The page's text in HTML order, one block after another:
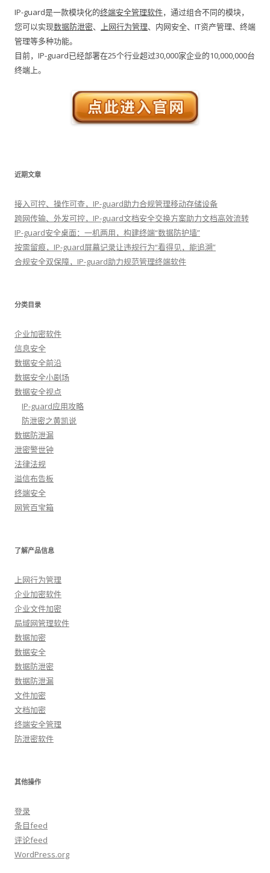
IP-guard是一款模块化的终端安全管理软件，通过组合不同的模块，
您可以实现数据防泄密、 上网行为管理、内网安全、IT资产管理、终端
管理等多种功能。
目前，IP-guard已经部署在25个行业超过30,000家企业的10,000,000台
终端上。
近期文章
接入可控、操作可查，IP-guard助力合规管理移动存储设备
跨网传输、外发可控，IP-guard文档安全交换方案助力文档高效流转
IP-guard安全桌面：一机两用，构建终端“数据防护墙”
按需留痕，IP-guard屏幕记录让违规行为“看得见，能追溯”
合规安全双保障，IP-guard助力规范管理终端软件
分类目录
企业加密软件
信息安全
数据安全前沿
数据安全小剧场
数据安全视点
IP-guard应用攻略
防泄密之黄凯说
数据防泄漏
泄密警世钟
法律法规
溢信布告板
终端安全
网管百宝箱
了解产品信息
上网行为管理
企业加密软件
企业文件加密
局域网管理软件
数据加密
数据安全
数据防泄密
数据防泄漏
文件加密
文档加密
终端安全管理
防泄密软件
其他操作
登录
条目feed
评论feed
WordPress.org